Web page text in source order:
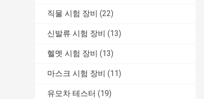
직물 시험 장비 (22)
신발류 시험 장비 (13)
헬멧 시험 장비 (13)
마스크 시험 장비 (11)
유모차 테스터 (19)